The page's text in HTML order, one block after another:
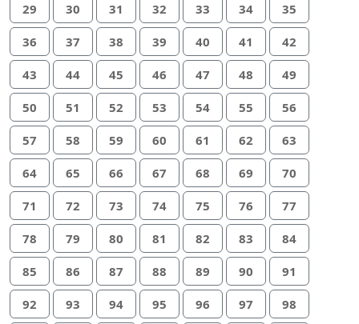
29 30 31 32 33 34 35
36 37 38 39 40 41 42
43 44 45 46 47 48 49
50 51 52 53 54 55 56
57 58 59 60 61 62 63
64 65 66 67 68 69 70
71 72 73 74 75 76 77
78 79 80 81 82 83 84
85 86 87 88 89 90 91
92 93 94 95 96 97 98